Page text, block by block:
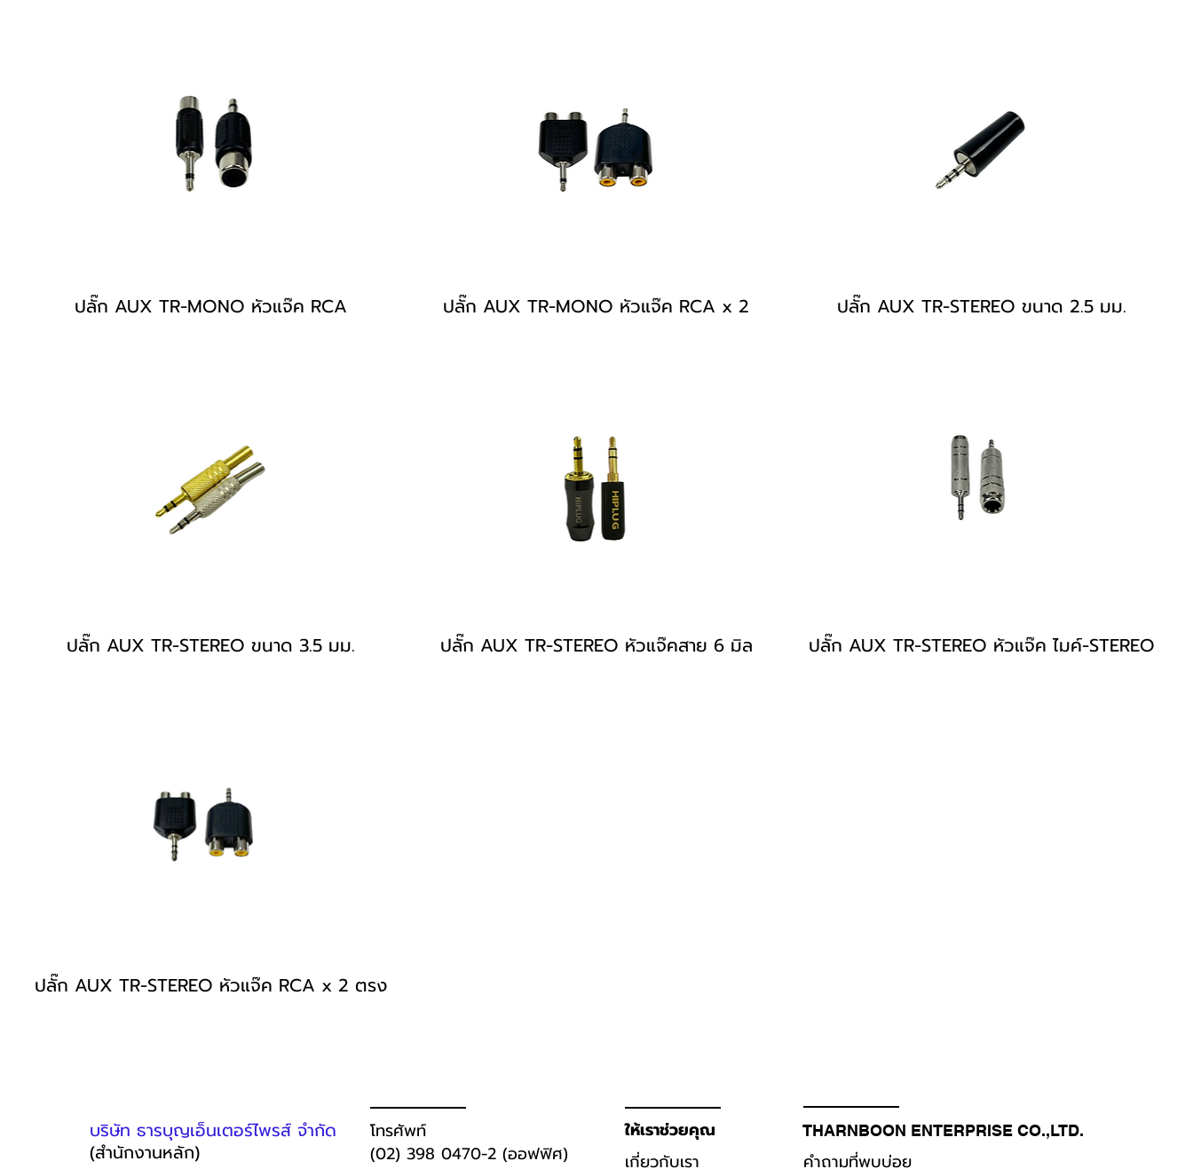
ปลั๊ก AUX TR-MONO หัวแจ๊ค RCA ปลั๊ก AUX TR-MONO หัวแจ๊ค RCA x 2 ปลั๊ก AUX TR-STEREO ขนาด 2.5 มม.
ปลั๊ก AUX TR-STEREO ขนาด 3.5 มม. ปลั๊ก AUX TR-STEREO หัวแจ๊คสาย 6 มิล ปลั๊ก AUX TR-STEREO หัวแจ๊ค ไมค์-STEREO
ปลั๊ก AUX TR-STEREO หัวแจ๊ค RCA x 2 ตรง
บริษัท ธารบุญเอ็นเตอร์ไพรส์ จำกัด
(สำนักงานหลัก)
โทรศัพท์
(02) 398 0470-2 (ออฟฟิศ)
ให้เราช่วยคุณ THARNBOON ENTERPRISE CO.,LTD.
เกี่ยวกับเรา คำถามที่พบบ่อย